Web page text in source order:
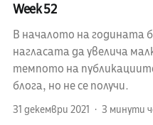
Week 52
В началото на годината
нагласата да увелича
темпото на
блога, но не се получи.
31 декември 2021 3 минути